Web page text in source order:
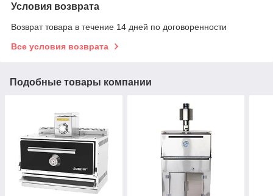
Условия возврата
Возврат товара в течение 14 дней по договоренности
Все условия возврата
Подобные товары компании